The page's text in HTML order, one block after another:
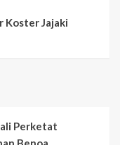
Koster Jajaki
Perketat